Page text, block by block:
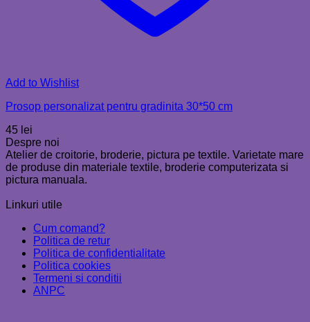
Add to Wishlist
Prosop personalizat pentru gradinita 30*50 cm
45 lei
Despre noi
Atelier de croitorie, broderie, pictura pe textile. Varietate mare
de produse din materiale textile, broderie computerizata si
pictura manuala.
Linkuri utile
Cum comand?
Politica de retur
Politica de confidentialitate
Politica cookies
Termeni si conditii
ANPC